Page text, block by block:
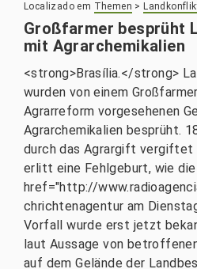
Localizado em Themen >
Großfarmer besprüht
mit Agrarchemikalien
<strong>Brasília.</strong>
wurden von einem
Agrarreform vorgesehenen
Agrarchemikalien besprüht.
durch das Agrargift vergiftet
erlitt eine Fehlgeburt, wie die
href="http://
chrichtenagentur am
Vorfall wurde erst jetzt
laut Aussage von
auf dem Gelände der